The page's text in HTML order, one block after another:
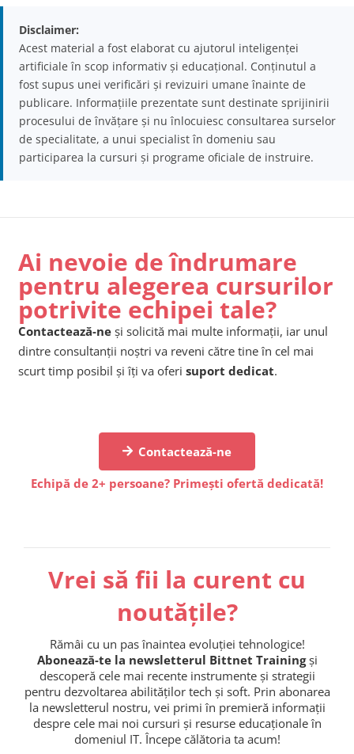
Disclaimer:
Acest material a fost elaborat cu ajutorul inteligenței
artificiale în scop informativ și educațional. Conținutul a
fost supus unei verificări și revizuiri umane înainte de
publicare. Informațiile prezentate sunt destinate sprijinirii
procesului de învățare și nu înlocuiesc consultarea surselor
de specialitate, a unui specialist în domeniu sau
participarea la cursuri și programe oficiale de instruire.
Ai nevoie de îndrumare
pentru alegerea cursurilor
potrivite echipei tale?
Contactează-ne și solicită mai multe informații, iar unul
dintre consultanții noștri va reveni către tine în cel mai
scurt timp posibil și îți va oferi suport dedicat.
Contactează-ne
Echipă de 2+ persoane? Primești ofertă dedicată!
Vrei să fii la curent cu
noutățile?
Rămâi cu un pas înaintea evoluției tehnologice!
Abonează-te la newsletterul Bittnet Trainingși
descoperă cele mai recente instrumente și strategii
pentru dezvoltarea abilităților tech și soft. Prin abonarea
la newsletterul nostru, vei primi în premieră informații
despre cele mai noi cursuri și resurse educaționale în
domeniul IT. Începe călătoria ta acum!